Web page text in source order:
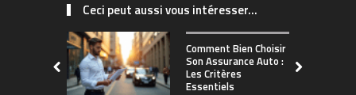
Ceci peut aussi vous intéresser...
Comment Bien Choisir
Son Assurance Auto :
Les Critères
Essentiels